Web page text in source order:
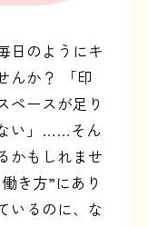
日のようにキ
んか？ 「印
ペースが足り
い」……そん
かもしれませ
き方”にあり
いるのに、な